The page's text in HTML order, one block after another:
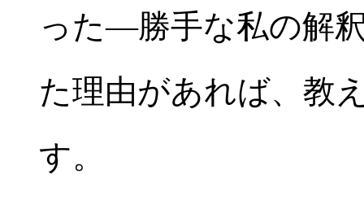
った―勝手な私の解
た理由があれば、教
す。